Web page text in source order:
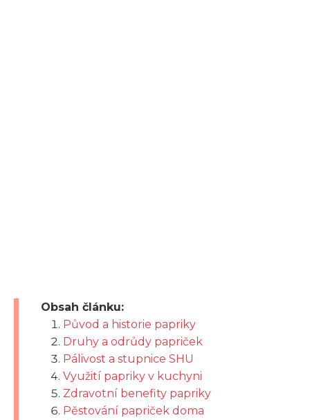
Obsah článku:
Původ a historie papriky
Druhy a odrůdy papriček
Pálivost a stupnice SHU
Využití papriky v kuchyni
Zdravotní benefity papriky
Pěstování papriček doma